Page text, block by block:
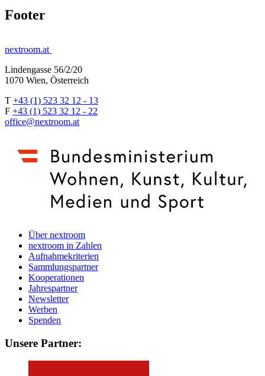
Footer
nextroom.at
Lindengasse 56/2/20
1070 Wien, Österreich
T +43 (1) 523 32 12 - 13
F +43 (1) 523 32 12 - 22
office@nextroom.at
Über nextroom
nextroom in Zahlen
Aufnahmekriterien
Sammlungspartner
Kooperationen
Jahrespartner
Newsletter
Werben
Spenden
Unsere Partner: